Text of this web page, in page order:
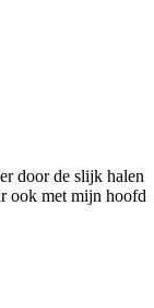
door de slijk halen
ook met mijn hoofd